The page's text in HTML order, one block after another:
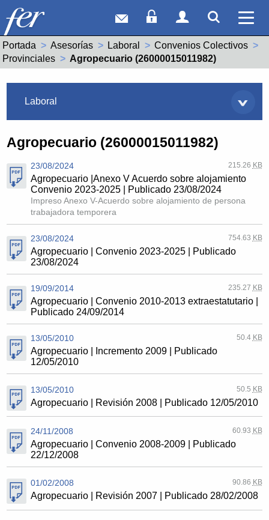
Correo webAcceso Socios
Acceso
Ver
Portada Asesorías Laboral
Convenios Colectivos
Provinciales
Actual:
Agropecuario (26000015011982)
Laboral
Agropecuario (26000015011982)
23/08/2024 215.26 KB
Agropecuario |Anexo V Acuerdo sobre alojamiento
Convenio 2023-2025 | Publicado 23/08/2024
Impreso Anexo V-Acuerdo sobre alojamiento de persona
trabajadora temporera
23/08/2024 754.63 KB
Agropecuario | Convenio 2023-2025 | Publicado
23/08/2024
19/09/2014 235.27 KB
Agropecuario | Convenio 2010-2013 extraestatutario |
Publicado 24/09/2014
13/05/2010 50.4 KB
Agropecuario | Incremento 2009 | Publicado
12/05/2010
13/05/2010 50.5 KB
Agropecuario | Revisión 2008 | Publicado 12/05/2010
24/11/2008 60.93 KB
Agropecuario | Convenio 2008-2009 | Publicado
22/12/2008
01/02/2008 90.86 KB
Agropecuario | Revisión 2007 | Publicado 28/02/2008